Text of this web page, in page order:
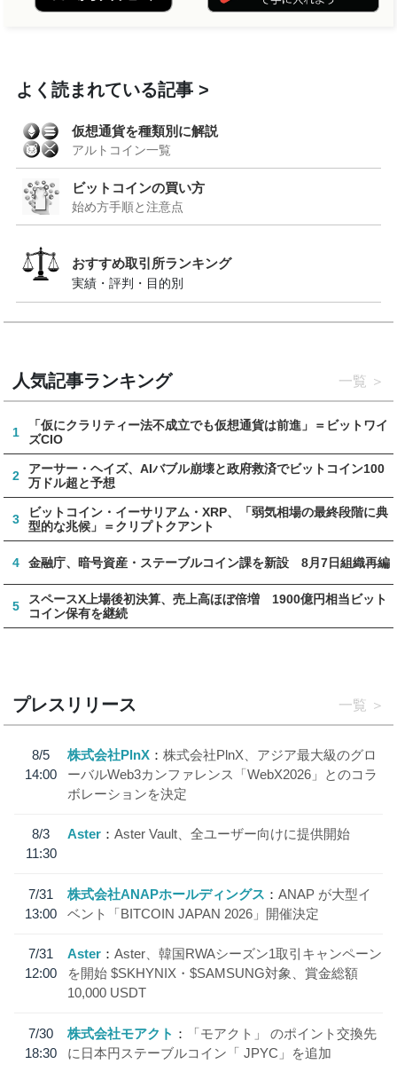
よく読まれている記事
仮想通貨を種類別に解説
アルトコイン一覧
ビットコインの買い方
始め方手順と注意点
おすすめ取引所ランキング
実績・評判・目的別
人気記事ランキング 一覧
1
「仮にクラリティー法不成立でも仮想通貨は前進」＝ビットワイ
ズCIO
2
アーサー・ヘイズ、AIバブル崩壊と政府救済でビットコイン100
万ドル超と予想
3
ビットコイン・イーサリアム・XRP、「弱気相場の最終段階に典
型的な兆候」＝クリプトクアント
4 金融庁、暗号資産・ステーブルコイン課を新設 8月7日組織再編
5
スペースX上場後初決算、売上高ほぼ倍増 1900億円相当ビット
コイン保有を継続
プレスリリース 一覧
8/5
14:00
株式会社PlnX
株式会社PlnX、アジア最大級のグロ
ーバルWeb3カンファレンス「WebX2026」とのコラ
ボレーションを決定
8/3
11:30
Aster Aster Vault、全ユーザー向けに提供開始
7/31
13:00
株式会社ANAPホールディングス
ANAP が大型イ
ベント「BITCOIN JAPAN 2026」開催決定
7/31
12:00
Aster
Aster、韓国RWAシーズン1取引キャンペーン
を開始 $SKHYNIX・$SAMSUNG対象、賞金総額
10,000 USDT
7/30
18:30
株式会社モアクト
「モアクト」 のポイント交換先
に日本円ステーブルコイン「 JPYC」を追加